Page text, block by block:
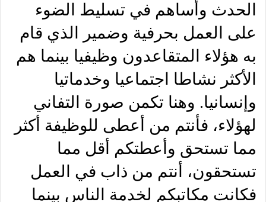
الحدث وأساهم في تسليط الضوء
على العمل بحرفية وضمير الذي قام
به هؤلاء المتقاعدون وظيفيا بينما هم
الأكثر نشاطا اجتماعيا وخدماتيا
وإنسانيا. وهنا تكمن صورة التفاني
لهؤلاء، فأنتم من أعطى للوظيفة أكثر
مما تستحق وأعطتكم أقل مما
تستحقون، أنتم من ذاب في العمل
فكانت مكاتبكم لخدمة الناس بينما